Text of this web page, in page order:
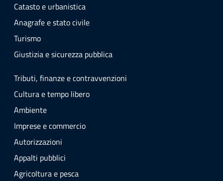
Catasto e urbanistica
Anagrafe e stato civile
Turismo
Giustizia e sicurezza pubblica
Tributi, finanze e contravvenzioni
Cultura e tempo libero
Ambiente
Imprese e commercio
Autorizzazioni
Appalti pubblici
Agricoltura e pesca